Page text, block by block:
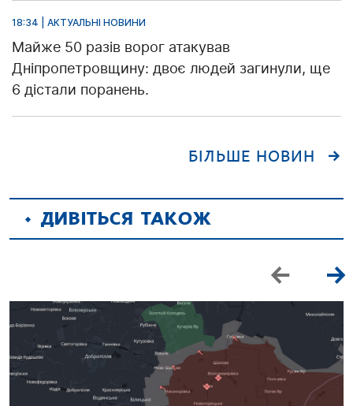
18:34 | АКТУАЛЬНІ НОВИНИ
Майже 50 разів ворог атакував
Дніпропетровщину: двоє людей загинули, ще
6 дістали поранень.
БІЛЬШЕ НОВИН
ДИВІТЬСЯ ТАКОЖ